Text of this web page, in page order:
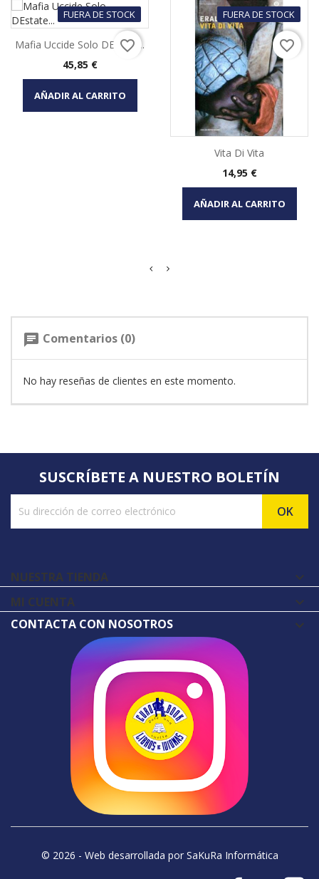
FUERA DE STOCK
Mafia Uccide Solo DEstate...
Precio
45,85 €
AÑADIR AL CARRITO
favorite_border
FUERA DE STOCK
Vita Di Vita
Precio
14,95 €
AÑADIR AL CARRITO
favorite_border
chat Comentarios (0)
No hay reseñas de clientes en este momento.
SUSCRÍBETE A NUESTRO BOLETÍN
NUESTRA TIENDA 
MI CUENTA 
CONTACTA CON NOSOTROS
© 2026 - Web desarrollada por SaKuRa Informática